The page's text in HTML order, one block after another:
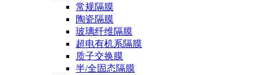
常规隔膜
陶瓷隔膜
玻璃纤维隔膜
超电有机系隔膜
质子交换膜
半/全固态隔膜